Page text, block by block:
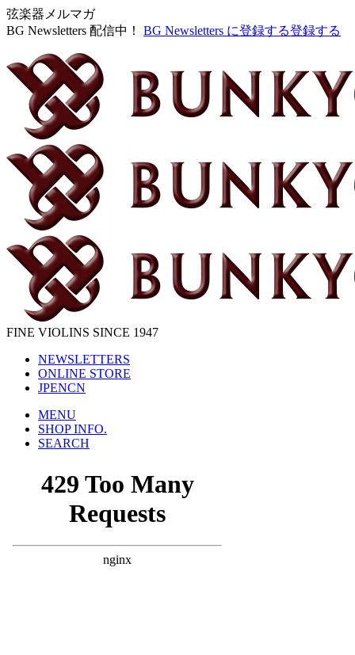
弦楽器メルマガ
BG Newsletters 配信中！
BG Newsletters に登録する登録する
FINE VIOLINS SINCE 1947
NEWSLETTERS
ONLINE STORE
JPENCN
MENU
SHOP INFO.
SEARCH